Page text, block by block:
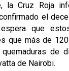
la Cruz Roja
el
que
que más de
de
de Nairobi.